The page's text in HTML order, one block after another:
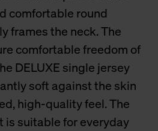
comfortable round
frames the neck. The
comfortable freedom of
DELUXE single jersey
soft against the skin
high-quality feel. The
is suitable for everyday